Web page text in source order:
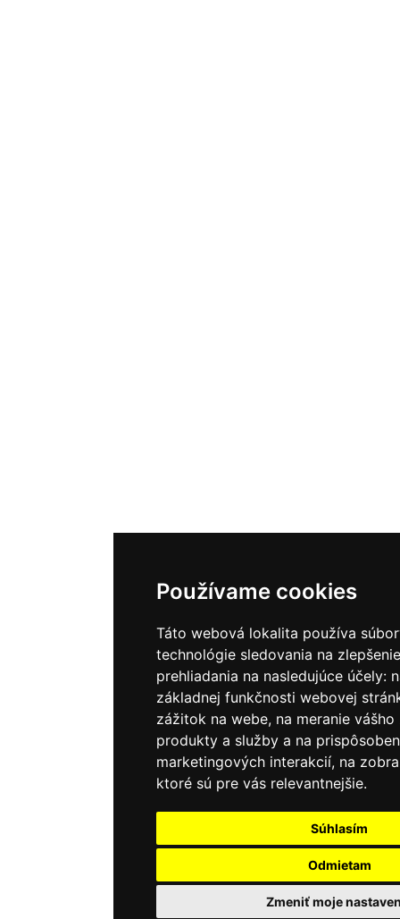
Používame cookies
Táto webová lokalita používa
technológie sledovania na
prehliadania na nasledujúce účely:
základnej funkčnosti webovej
zážitok na webe, na meranie
produkty a služby a na
marketingových interakcií, na
ktoré sú pre vás relevantnejšie.
Súhlasím
Odmietam
Zmeniť moje